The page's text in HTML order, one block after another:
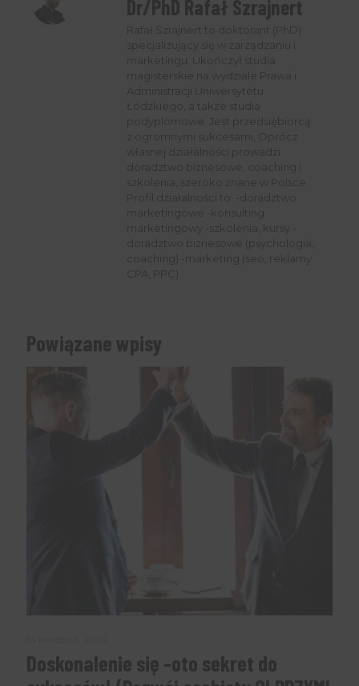
Dr/PhD Rafał Szrajnert
Rafał Szrajnert to doktorant (PhD)
specjalizujący się w zarządzaniu i
marketingu. Ukończył studia
magisterskie na wydziale Prawa i
Administracji Uniwersytetu
Łódzkiego, a także studia
podyplomowe. Jest przedsiębiorcą
z ogromnymi sukcesami, Oprócz
własnej działalności prowadzi
doradztwo biznesowe, coaching i
szkolenia, szeroko znane w Polsce.
Profil działalności to: -doradztwo
marketingowe -konsulting
marketingowy -szkolenia, kursy -
doradztwo biznesowe (psychologia,
coaching) -marketing (seo, reklamy
CPA, PPC)
Powiązane wpisy
Doskonalenie się -oto sekret do